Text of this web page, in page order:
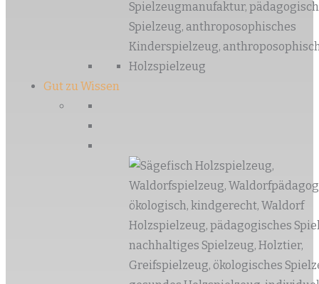
Gut zu Wissen